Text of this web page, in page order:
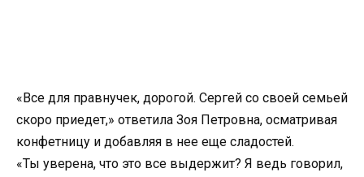
«Все для правнучек, дорогой. Сергей со своей семьей
скоро приедет,» ответила Зоя Петровна, осматривая
конфетницу и добавляя в нее еще сладостей.
«Ты уверена, что это все выдержит? Я ведь говорил,